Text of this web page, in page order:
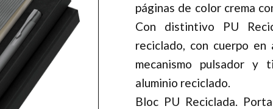
páginas de color crema
Con distintivo PU
reciclado, con cuerpo en
mecanismo pulsador
aluminio reciclado.
Bloc PU Reciclada.